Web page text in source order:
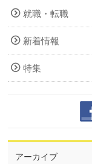
就職・転職
新着情報
特集
アーカイブ